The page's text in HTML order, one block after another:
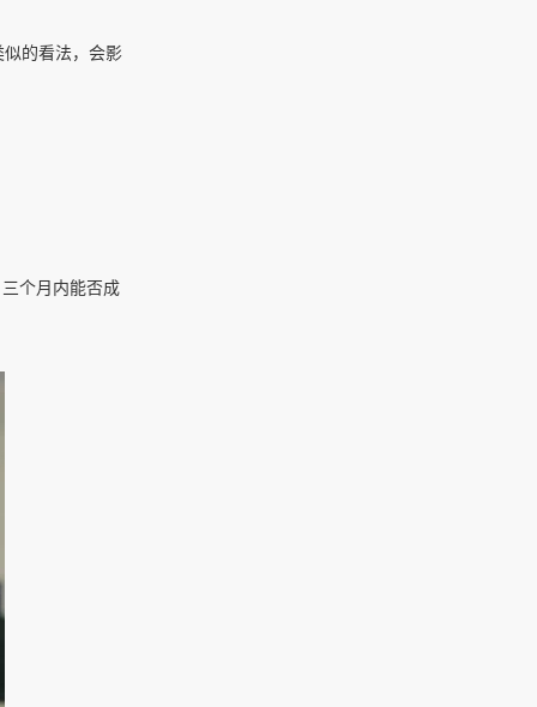
的看法，会影
个月内能否成